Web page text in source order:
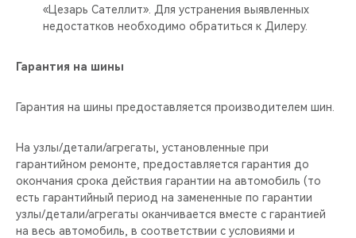
«Цезарь Сателлит». Для устранения выявленных
недостатков необходимо обратиться к Дилеру.
Гарантия на шины
Гарантия на шины предоставляется производителем шин.
На узлы/детали/агрегаты, установленные при
гарантийном ремонте, предоставляется гарантия до
окончания срока действия гарантии на автомобиль (то
есть гарантийный период на замененные по гарантии
узлы/детали/агрегаты оканчивается вместе с гарантией
на весь автомобиль, в соответствии с условиями и